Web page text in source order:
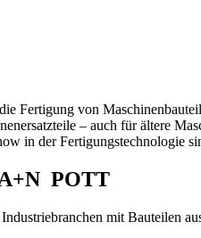
Fertigung von
– auch für ältere
in der Fertigungstechnologie
POTT
mit Bauteilen